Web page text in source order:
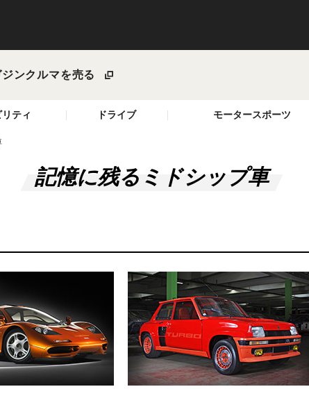
ンクルマを売る
ティ ドライブ モータースポーツ
記憶に残るミドシップ車